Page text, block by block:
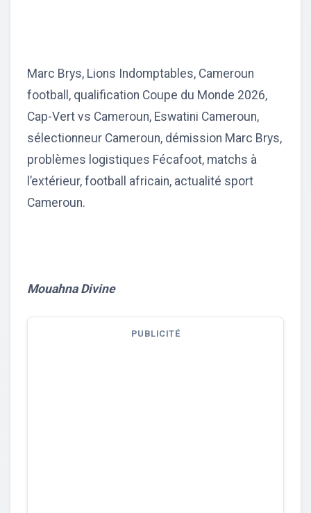
Marc Brys, Lions Indomptables, Cameroun
football, qualification Coupe du Monde 2026,
Cap-Vert vs Cameroun, Eswatini Cameroun,
sélectionneur Cameroun, démission Marc Brys,
problèmes logistiques Fécafoot, matchs à
l’extérieur, football africain, actualité sport
Cameroun.
Mouahna Divine
PUBLICITÉ